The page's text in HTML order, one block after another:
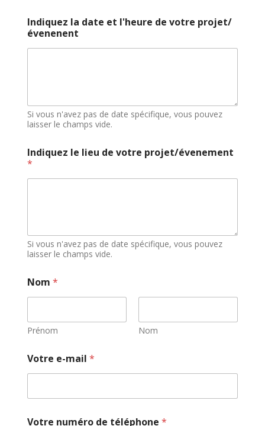
Indiquez la date et l'heure de votre projet/
évenenent
Si vous n'avez pas de date spécifique, vous pouvez
laisser le champs vide.
Indiquez le lieu de votre projet/évenement
*
Si vous n'avez pas de date spécifique, vous pouvez
laisser le champs vide.
Nom *
Prénom Nom
Votre e-mail *
Votre numéro de téléphone *